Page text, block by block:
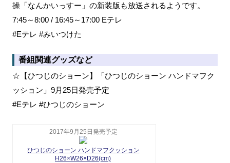
操「なんかいっすー」の新装版も放送されるようです。
7:45～8:00 / 16:45～17:00 Eテレ
#Eテレ #みいつけた
番組関連グッズなど
☆【ひつじのショーン】「ひつじのショーン ハンドマフク
ッション」9月25日発売予定
#Eテレ #ひつじのショーン
2017年9月25日発売予定
ひつじのショーン ハンドマフクッション
H26×W26×D26(cm)